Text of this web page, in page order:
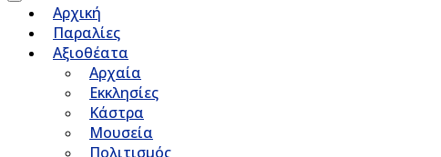
Αρχική
Παραλίες
Αξιοθέατα
Αρχαία
Εκκλησίες
Κάστρα
Μουσεία
Πολιτισμός